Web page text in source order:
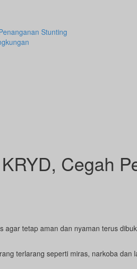
Stunting
Cegah
agar tetap aman dan nyaman terus
terlarang seperti miras, narkoba dan